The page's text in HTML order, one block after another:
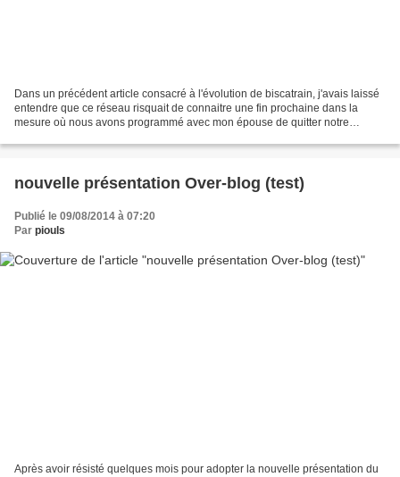
Dans un précédent article consacré à l'évolution de biscatrain, j'avais laissé
entendre que ce réseau risquait de connaitre une fin prochaine dans la
mesure où nous avons programmé avec mon épouse de quitter notre
nouvelle présentation Over-blog (test)
Publié le 09/08/2014 à 07:20
Par piouls
Après avoir résisté quelques mois pour adopter la nouvelle présentation du